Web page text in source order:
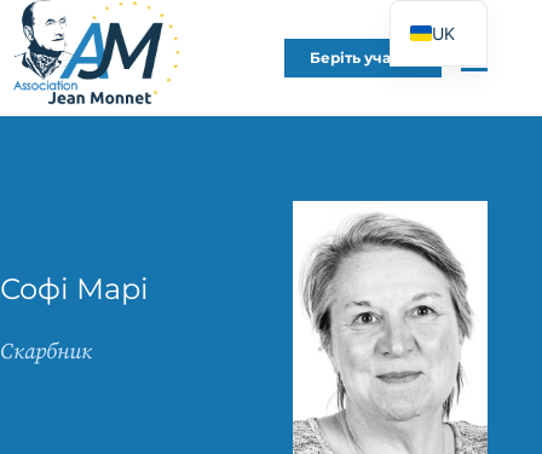
Беріть участь
Софі Марі
Скарбник
UK
FR
EN
IT
PT
PL